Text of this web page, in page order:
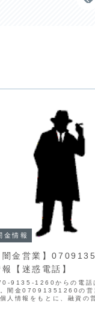
金情報
闇金営業】
報【迷惑電話】
9135-1260からの電話
闇金07091351260の営
人情報をもとに、融資の